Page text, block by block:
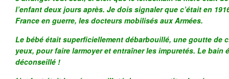
l’enfant deux jours après. Je dois signaler que c’était en
France en guerre, les docteurs mobilisés aux Armées.
Le bébé était superficiellement débarbouillé, une goutte de
yeux, pour faire larmoyer et entraîner les impuretés. Le
déconseillé !